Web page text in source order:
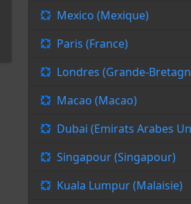
Mexico (Mexique)
Paris (France)
Londres (Grande-
Macao (Macao)
Dubai (Emirats Arabes
Singapour (Singapour)
Kuala Lumpur (Malaisie)